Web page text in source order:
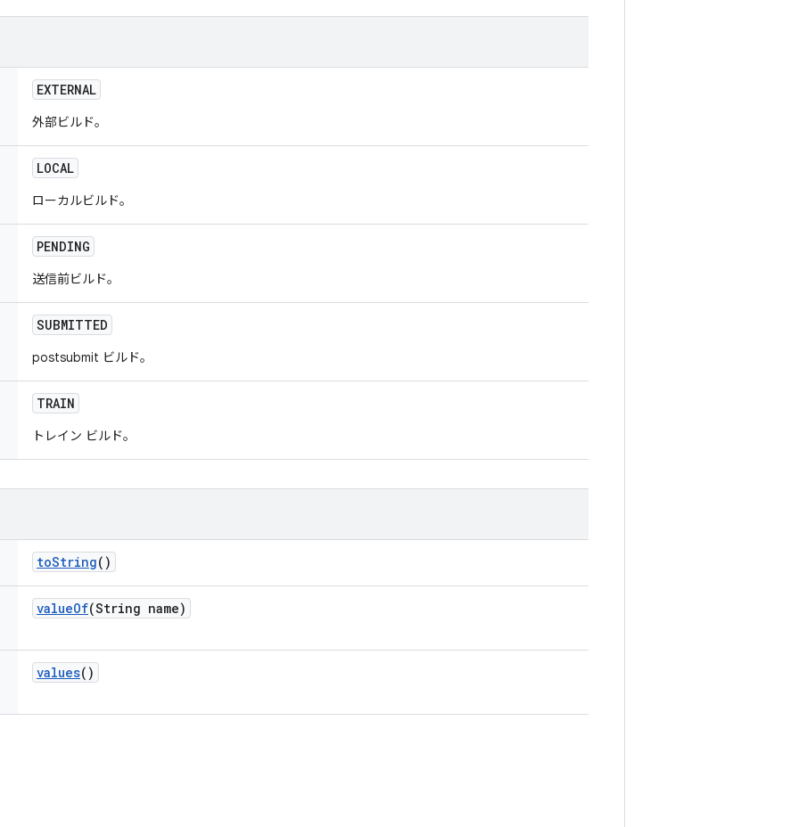
EXTERNAL
外部ビルド。
LOCAL
ローカルビルド。
PENDING
送信前ビルド。
SUBMITTED
postsubmit ビルド。
TRAIN
トレイン ビルド。
toString()
valueOf(String name)
values()